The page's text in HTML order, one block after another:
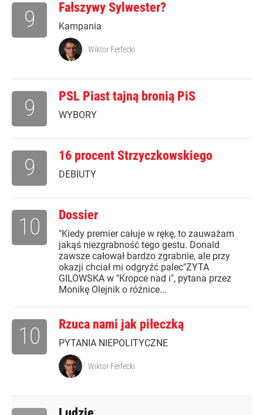
Fałszywy Sylwester?
Kampania
9
Wiktor Ferfecki
PSL Piast tajną bronią PiS
WYBORY
9
16 procent Strzyczkowskiego
DEBIUTY
9
Dossier
"Kiedy premier całuje w rękę, to zauważam
jakąś niezgrabność tego gestu. Donald
zawsze całował bardzo zgrabnie, ale przy
okazji chciał mi odgryźć palec"ZYTA
GILOWSKA w "Kropce nad i", pytana przez
Monikę Olejnik o różnice...
10
Rzuca nami jak piłeczką
PYTANIA NIEPOLITYCZNE
10
Wiktor Ferfecki